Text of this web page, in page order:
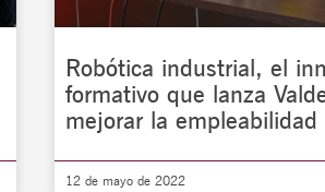
Robótica industrial, el
formativo que lanza
mejorar la empleabilidad
12 de mayo de 2022